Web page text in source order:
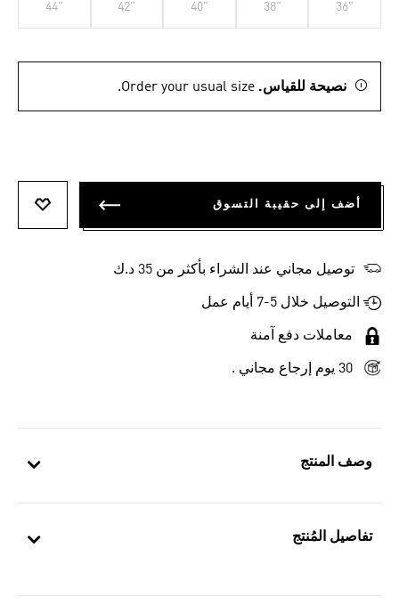
وصف المنتج
تفاصيل المُنتج
36"
38"
40"
42"
44"
نصيحة للقياس. Order your usual size.
أضف إلى حقيبة التسوق
توصيل مجاني عند الشراء بأكثر من 35 د.ك
التوصيل خلال 5-7 أيام عمل
معاملات دفع آمنة